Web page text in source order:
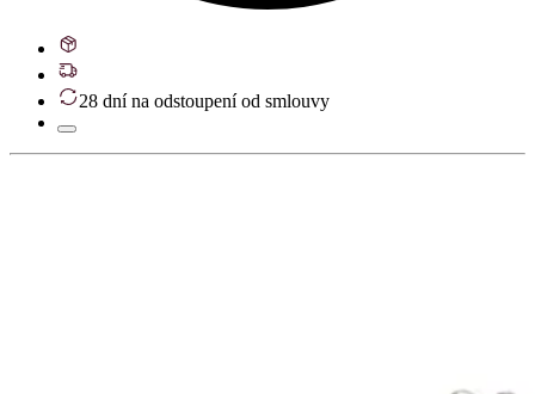
28 dní na odstoupení od smlouvy